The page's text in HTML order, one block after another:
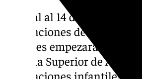
Del 8 al al 14 de febrero:
agrupaciones de canto
sesiones empezarán el
Escuela Superior de Arte
agrupaciones infantiles